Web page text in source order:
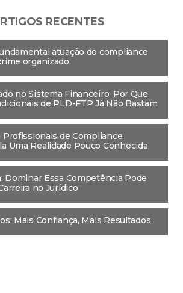
RECENTES
atuação do compliance
organizado
no Sistema Financeiro: Por Que
de PLD-FTP Já Não Bastam
Profissionais de Compliance:
Uma Realidade Pouco Conhecida
Dominar Essa Competência Pode
no Jurídico
Mais Confiança, Mais Resultados